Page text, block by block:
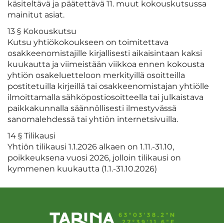
käsiteltävä ja päätettävä 11. muut kokouskutsussa
mainitut asiat.
13 § Kokouskutsu
Kutsu yhtiökokoukseen on toimitettava
osakkeenomistajille kirjallisesti aikaisintaan kaksi
kuukautta ja viimeistään viikkoa ennen kokousta
yhtiön osakeluetteloon merkityillä osoitteilla
postitetuilla kirjeillä tai osakkeenomistajan yhtiölle
ilmoittamalla sähköpostiosoitteella tai julkaistava
paikkakunnalla säännöllisesti ilmestyvässä
sanomalehdessä tai yhtiön internetsivuilla.
14 § Tilikausi
Yhtiön tilikausi 1.1.2026 alkaen on 1.11.-31.10,
poikkeuksena vuosi 2026, jolloin tilikausi on
kymmenen kuukautta (1.1.-31.10.2026)